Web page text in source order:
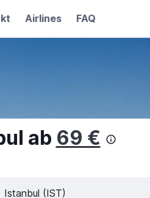
Airlines FAQ
ab 69 €